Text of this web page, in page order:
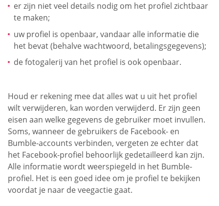
er zijn niet veel details nodig om het profiel zichtbaar
te maken;
uw profiel is openbaar, vandaar alle informatie die
het bevat (behalve wachtwoord, betalingsgegevens);
de fotogalerij van het profiel is ook openbaar.
Houd er rekening mee dat alles wat u uit het profiel
wilt verwijderen, kan worden verwijderd. Er zijn geen
eisen aan welke gegevens de gebruiker moet invullen.
Soms, wanneer de gebruikers de Facebook- en
Bumble-accounts verbinden, vergeten ze echter dat
het Facebook-profiel behoorlijk gedetailleerd kan zijn.
Alle informatie wordt weerspiegeld in het Bumble-
profiel. Het is een goed idee om je profiel te bekijken
voordat je naar de veegactie gaat.